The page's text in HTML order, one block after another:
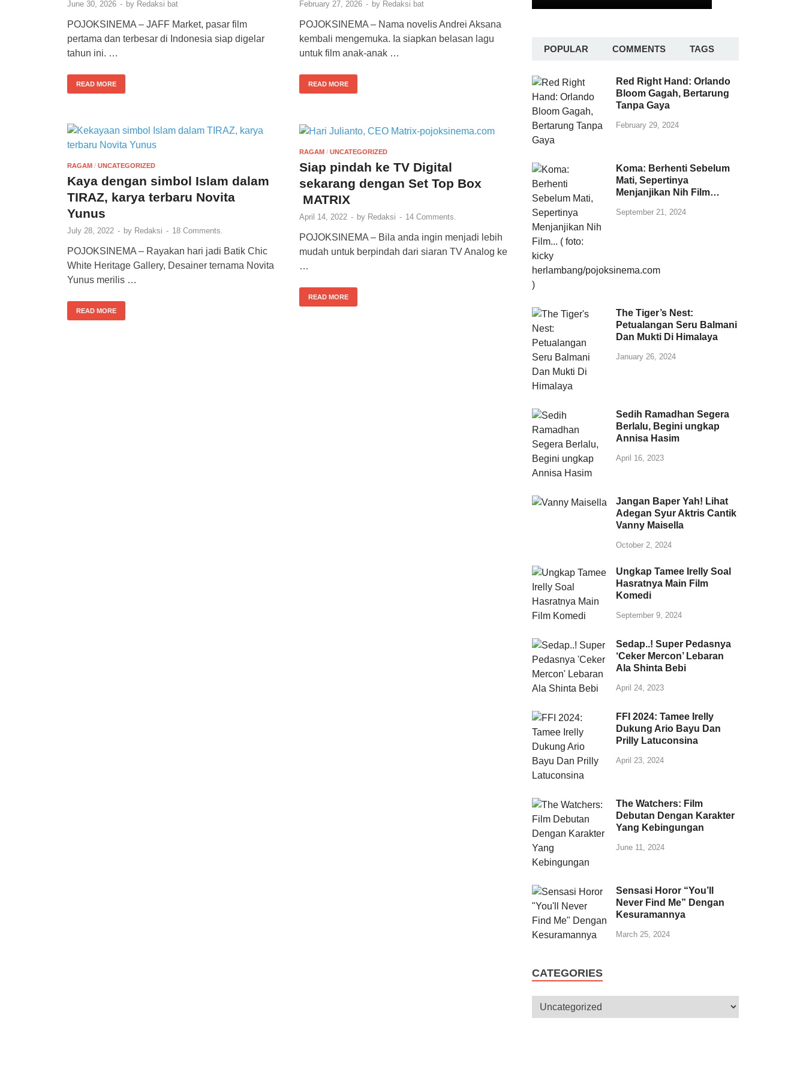
June 30, 2026 - by Redaksi bat
POJOKSINEMA – JAFF Market, pasar film
pertama dan terbesar di Indonesia siap digelar
tahun ini. …
READ MORE
February 27, 2026 - by Redaksi bat
POJOKSINEMA – Nama novelis Andrei Aksana
kembali mengemuka. Ia siapkan belasan lagu
untuk film anak-anak …
READ MORE
RAGAM / UNCATEGORIZED
Kaya dengan simbol Islam dalam
TIRAZ, karya terbaru Novita
Yunus
July 28, 2022 - by Redaksi - 18 Comments.
POJOKSINEMA – Rayakan hari jadi Batik Chic
White Heritage Gallery, Desainer ternama Novita
Yunus merilis …
READ MORE
RAGAM / UNCATEGORIZED
Siap pindah ke TV Digital
sekarang dengan Set Top Box
MATRIX
April 14, 2022 - by Redaksi - 14 Comments.
POJOKSINEMA – Bila anda ingin menjadi lebih
mudah untuk berpindah dari siaran TV Analog ke
…
READ MORE
POPULAR COMMENTS TAGS
Red Right Hand: Orlando
Bloom Gagah, Bertarung
Tanpa Gaya
February 29, 2024
Koma: Berhenti Sebelum
Mati, Sepertinya
Menjanjikan Nih Film…
September 21, 2024
The Tiger’s Nest:
Petualangan Seru Balmani
Dan Mukti Di Himalaya
January 26, 2024
Sedih Ramadhan Segera
Berlalu, Begini ungkap
Annisa Hasim
April 16, 2023
Jangan Baper Yah! Lihat
Adegan Syur Aktris Cantik
Vanny Maisella
October 2, 2024
Ungkap Tamee Irelly Soal
Hasratnya Main Film
Komedi
September 9, 2024
Sedap..! Super Pedasnya
‘Ceker Mercon’ Lebaran
Ala Shinta Bebi
April 24, 2023
FFI 2024: Tamee Irelly
Dukung Ario Bayu Dan
Prilly Latuconsina
April 23, 2024
The Watchers: Film
Debutan Dengan Karakter
Yang Kebingungan
June 11, 2024
Sensasi Horor “You’ll
Never Find Me” Dengan
Kesuramannya
March 25, 2024
CATEGORIES